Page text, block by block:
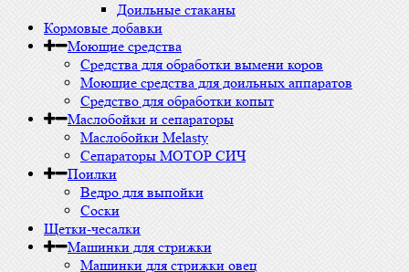
Доильные стаканы
Кормовые добавки
Моющие средства
Средства для обработки вымени коров
Моющие средства для доильных аппаратов
Средство для обработки копыт
Маслобойки и сепараторы
Маслобойки Melasty
Сепараторы МОТОР СИЧ
Поилки
Ведро для выпойки
Соски
Щетки-чесалки
Машинки для стрижки
Машинки для стрижки овец